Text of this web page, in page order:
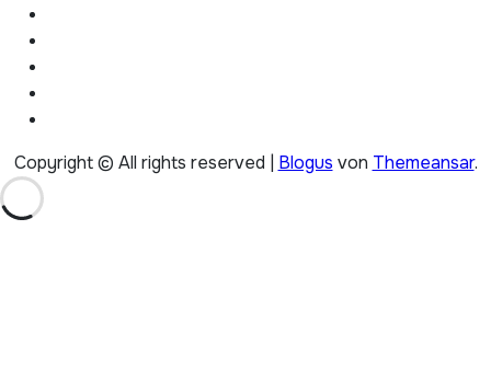
Copyright © All rights reserved | Blogus von Themeansar.